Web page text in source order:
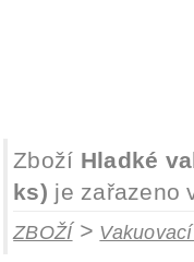
Zboží Hladké
ks) je zařazeno
ZBOŽÍ>